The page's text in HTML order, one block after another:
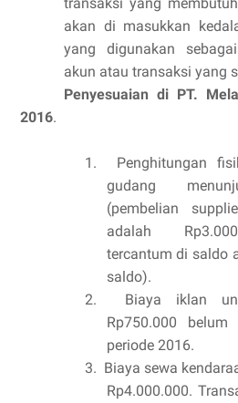
akan di masukkan
yang digunakan
akun atau transaksi yang
Penyesuaian di PT.
2016.
1. Penghitungan
gudang
(pembelian
adalah
tercantum di saldo
saldo).
2. Biaya iklan
Rp750.000
periode 2016.
3. Biaya sewa
Rp4.000.000.